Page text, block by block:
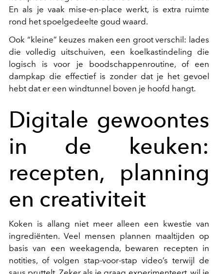
En als je vaak mise-en-place werkt, is extra ruimte
rond het spoelgedeelte goud waard.
Ook “kleine” keuzes maken een groot verschil: lades
die volledig uitschuiven, een koelkastindeling die
logisch is voor je boodschappenroutine, of een
dampkap die effectief is zonder dat je het gevoel
hebt dat er een windtunnel boven je hoofd hangt.
Digitale gewoontes
in de keuken:
recepten, planning
en creativiteit
Koken is allang niet meer alleen een kwestie van
ingrediënten. Veel mensen plannen maaltijden op
basis van een weekagenda, bewaren recepten in
notities, of volgen stap-voor-stap video’s terwijl de